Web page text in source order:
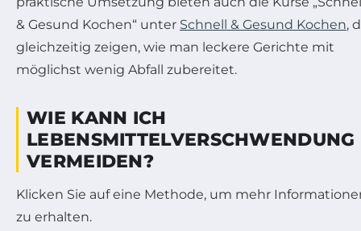
& Gesund Kochen“ unter Schnell & Gesund Kochen,
gleichzeitig zeigen, wie man leckere Gerichte mit
möglichst wenig Abfall zubereitet.
WIE KANN ICH
LEBENSMITTELVERSCHWENDUNG
VERMEIDEN?
Klicken Sie auf eine Methode, um mehr
zu erhalten.